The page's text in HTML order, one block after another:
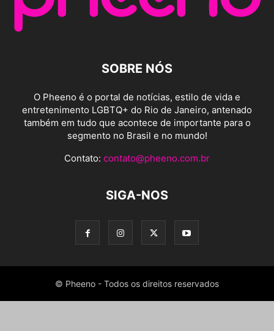
SOBRE NÓS
O Pheeno é o portal de notícias, estilo de vida e
entretenimento LGBTQ+ do Rio de Janeiro, antenado
também em tudo que acontece de importante para o
segmento no Brasil e no mundo!
Contato: contato@pheeno.com.br
SIGA-NOS
© Pheeno - Todos os direitos reservados